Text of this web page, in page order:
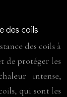
des coils
des coils à
de protéger les
intense,
qui sont les